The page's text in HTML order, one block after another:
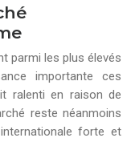
parmi les plus élevés
importante ces
ralenti en raison de
reste néanmoins
forte et